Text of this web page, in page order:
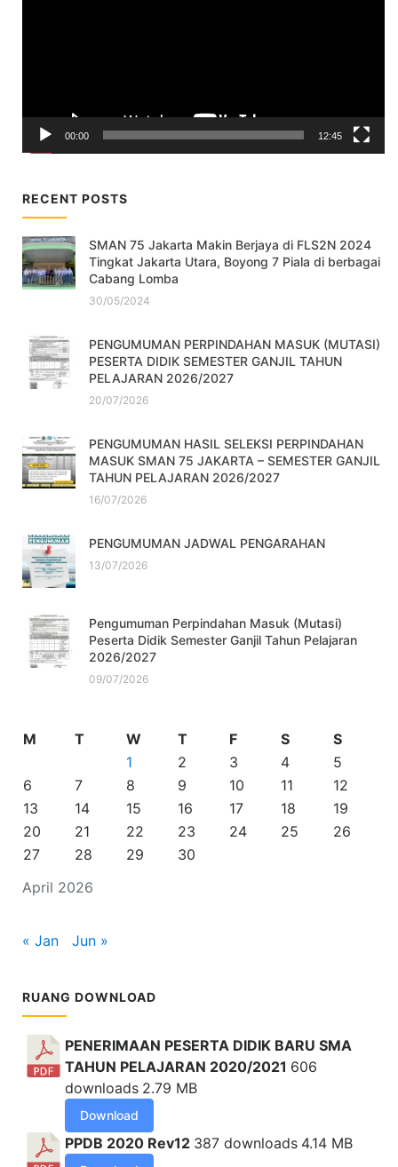
00:00 12:45
RECENT POSTS
SMAN 75 Jakarta Makin Berjaya di FLS2N 2024
Tingkat Jakarta Utara, Boyong 7 Piala di berbagai
Cabang Lomba
30/05/2024
PENGUMUMAN PERPINDAHAN MASUK (MUTASI)
PESERTA DIDIK SEMESTER GANJIL TAHUN
PELAJARAN 2026/2027
20/07/2026
PENGUMUMAN HASIL SELEKSI PERPINDAHAN
MASUK SMAN 75 JAKARTA – SEMESTER GANJIL
TAHUN PELAJARAN 2026/2027
16/07/2026
PENGUMUMAN JADWAL PENGARAHAN
13/07/2026
Pengumuman Perpindahan Masuk (Mutasi)
Peserta Didik Semester Ganjil Tahun Pelajaran
2026/2027
09/07/2026
April 2026
M T W T F S
S
1
2 3 4
5
6
7 8 9 10 11
12
13
14 15 16 17 18
19
20
21 22 23 24 25
26
27
28 29 30
« Jan Jun »
RUANG DOWNLOAD
PENERIMAAN PESERTA DIDIK BARU SMA
TAHUN PELAJARAN 2020/2021 606
downloads 2.79 MB
Download
PPDB 2020 Rev12 387 downloads 4.14 MB